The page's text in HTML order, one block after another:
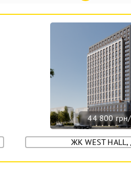
44 800
ЖК WEST HALL,